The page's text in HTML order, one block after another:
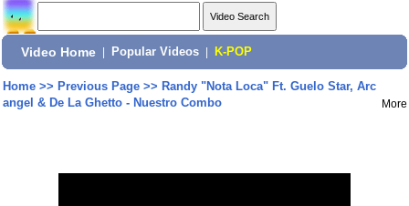
Video Home Popular Videos K-POP
Home>> Previous Page>> Randy "Nota Loca" Ft. Guelo Star, Arc
angel & De La Ghetto - Nuestro Combo
More